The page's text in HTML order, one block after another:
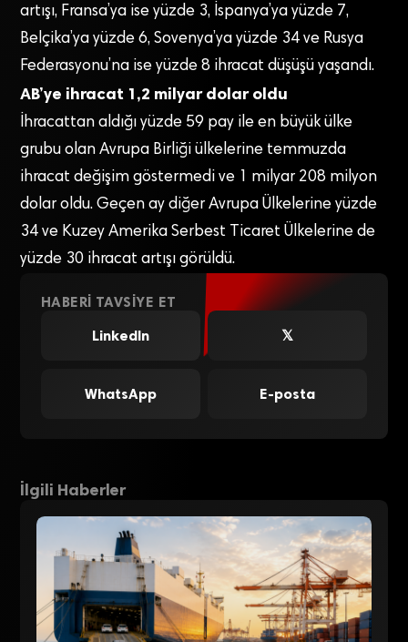
artışı, Fransa’ya ise yüzde 3, İspanya’ya yüzde 7,
Belçika’ya yüzde 6, Sovenya’ya yüzde 34 ve Rusya
Federasyonu’na ise yüzde 8 ihracat düşüşü yaşandı.
AB’ye ihracat 1,2 milyar dolar oldu
İhracattan aldığı yüzde 59 pay ile en büyük ülke
grubu olan Avrupa Birliği ülkelerine temmuzda
ihracat değişim göstermedi ve 1 milyar 208 milyon
dolar oldu. Geçen ay diğer Avrupa Ülkelerine yüzde
34 ve Kuzey Amerika Serbest Ticaret Ülkelerine de
yüzde 30 ihracat artışı görüldü.
HABERI TAVSIYE ET
LinkedIn
𝕏
WhatsApp E-posta
İlgili Haberler